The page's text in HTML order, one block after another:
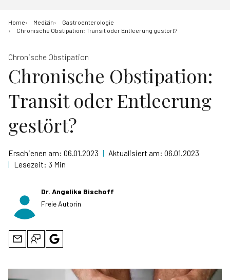
Home Medizin
Gastroenterologie
Chronische Obstipation: Transit oder Entleerung gestört?
Chronische Obstipation
Chronische Obstipation:
Transit oder Entleerung
gestört?
Erschienen am: 06.01.2023 | Aktualisiert am: 06.01.2023
| Lesezeit: 3 Min
Dr. Angelika Bischoff
Freie Autorin